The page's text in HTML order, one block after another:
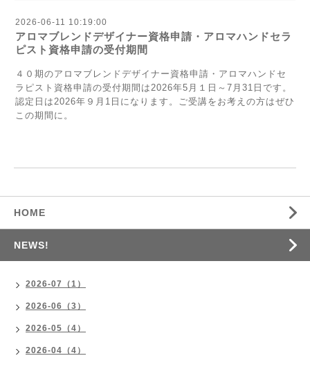
2026-06-11 10:19:00
アロマブレンドデザイナー資格申請・アロマハンドセラ
ピスト資格申請の受付期間
４０期のアロマブレンドデザイナー資格申請・アロマハンドセ
ラピスト資格申請の受付期間は2026年5月１日～7月31日です。
認定日は2026年９月1日になります。ご受講をお考えの方はぜひ
この期間に。
HOME
NEWS!
2026-07（1）
2026-06（3）
2026-05（4）
2026-04（4）